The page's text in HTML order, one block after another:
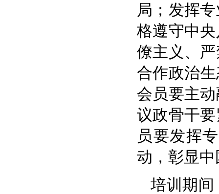
局；发挥
格遵守中
僚主义、
合作政治
会员要主
议政骨干
员要发挥
动，彰显
培训期间